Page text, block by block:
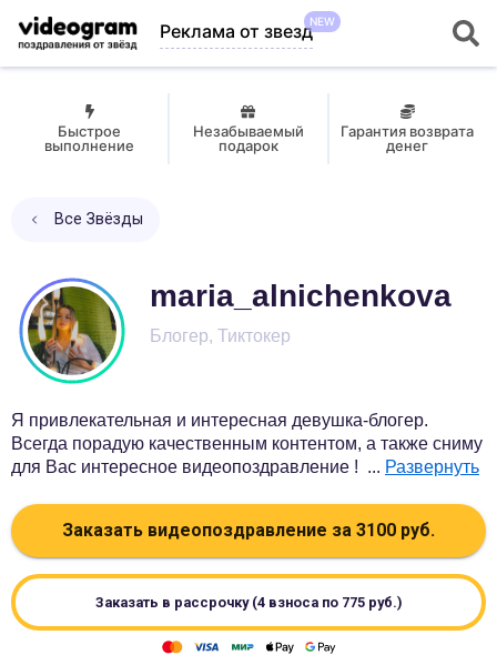
Реклама от звездNEW
Быстрое
выполнение
Незабываемый
подарок
Гарантия возврата
денег
Все Звёзды
maria_alnichenkova
Блогер, Тиктокер
Я привлекательная и интересная девушка-блогер.
Всегда порадую качественным контентом, а также сниму
для Вас интересное видеопоздравление ! ... Развернуть
Заказать видеопоздравление за 3100 руб.
Заказать в рассрочку (4 взноса по 775руб.)